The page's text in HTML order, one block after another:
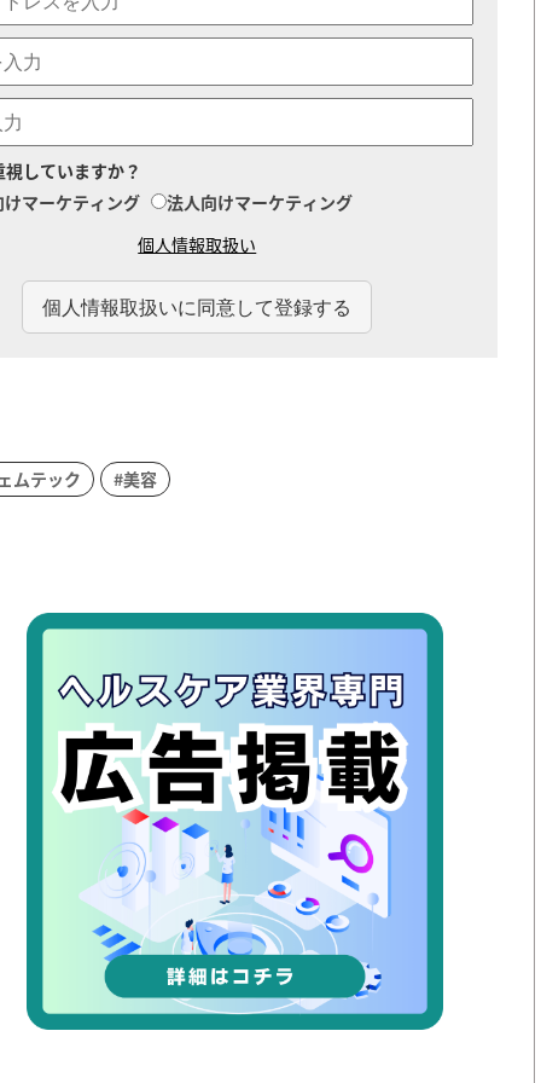
していますか？
マーケティング
法人向けマーケティング
個人情報取扱い
ムテック #美容